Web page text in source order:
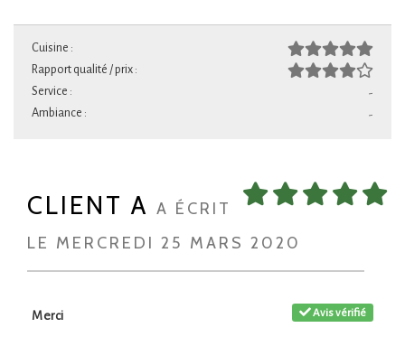
Cuisine :
Rapport qualité / prix :
-
Service :
-
Ambiance :
CLIENT A A ÉCRIT
LE MERCREDI 25 MARS 2020
Avis vérifié
Merci